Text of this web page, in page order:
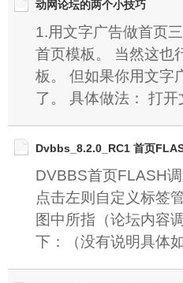
动网论坛的两个小技巧
1.用文字广告做首页
首页模板。 当然这也
板。 但如果你用文字
了。 具体做法： 打
Dvbbs_8.2.0_RC1 首页
DVBBS首页FLASH
点击左则自定义标签
图中所指（论坛内容
下：（没有说明具体